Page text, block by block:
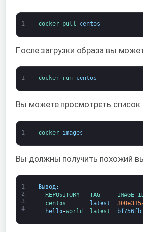
1 docker pull centos
После загрузки образа вы
1 docker run centos
Вы можете просмотреть
1 docker images
Вы должны получить похожий
1
2
3
4
Вывод:
REPOSITORY TAG IMAGE
centos
latest
hello-world latest